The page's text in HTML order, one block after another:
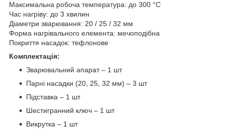
Максимальна робоча температура: до 300 °C
Час нагріву: до 3 хвилин
Діаметри зварювання: 20 / 25 / 32 мм
Форма нагрівального елемента: мечоподібна
Покриття насадок: тефлонове
Комплектація:
Зварювальний апарат – 1 шт
Парні насадки (20, 25, 32 мм) – 3 шт
Підставка – 1 шт
Шестигранний ключ – 1 шт
Викрутка – 1 шт